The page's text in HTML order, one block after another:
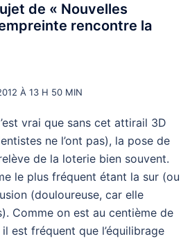
de « Nouvelles
rencontre la
À 13 H 50 MIN
vrai que sans cet attirail 3D
ne l’ont pas), la pose de
de la loterie bien souvent.
le plus fréquent étant la sur (ou
(douloureuse, car elle
Comme on est au centième de
est fréquent que l’équilibrage